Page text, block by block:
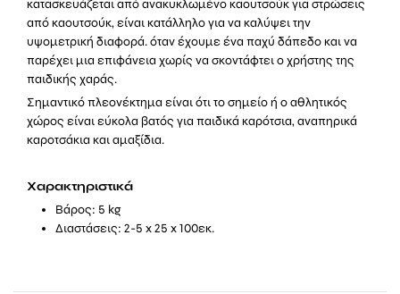
κατασκευάζεται από ανακυκλωμένο καουτσούκ για στρώσεις
από καουτσούκ, είναι κατάλληλο για να καλύψει την
υψομετρική διαφορά. όταν έχουμε ένα παχύ δάπεδο και να
παρέχει μια επιφάνεια χωρίς να σκοντάφτει ο χρήστης της
παιδικής χαράς.
Σημαντικό πλεονέκτημα είναι ότι το σημείο ή ο αθλητικός
χώρος είναι εύκολα βατός για παιδικά καρότσια, αναπηρικά
καροτσάκια και αμαξίδια.
Χαρακτηριστικά
Βάρος: 5 kg
Διαστάσεις: 2-5 x 25 x 100εκ.